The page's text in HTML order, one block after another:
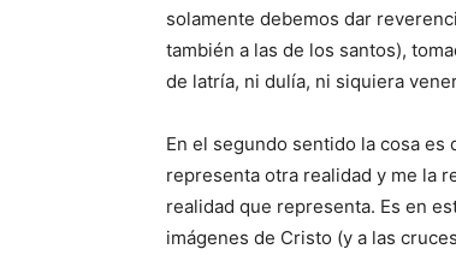
solamente debemos dar
también a las de los santos),
de latría, ni dulía, ni siquiera
En el segundo sentido la cosa
representa otra realidad y me la
realidad que representa. Es en
imágenes de Cristo (y a las